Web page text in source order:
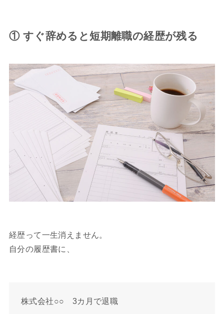
① すぐ辞めると短期離職の経歴が残る
経歴って一生消えません。
自分の履歴書に、
株式会社○○ 3カ月で退職